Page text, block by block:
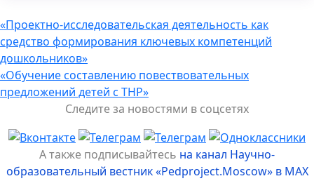
Навигация
по
записям
«Проектно-исследовательская деятельность как
средство формирования ключевых компетенций
дошкольников»
«Обучение составлению повествовательных
предложений детей с ТНР»
Следите за новостями в соцсетях
А также подписывайтесь на канал Научно-
образовательный вестник «Pedproject.Moscow» в MAX